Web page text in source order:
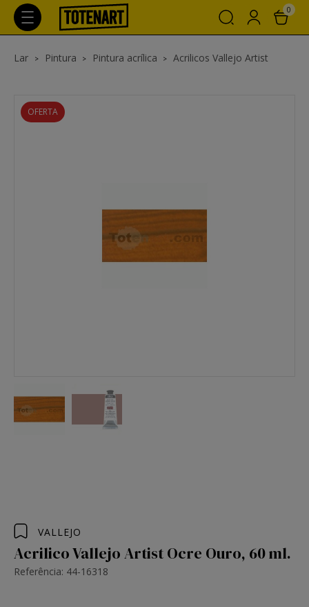
0
Lar Pintura Pintura acrílica Acrilicos Vallejo Artist
OFERTA
VALLEJO
Acrilico Vallejo Artist Ocre Ouro, 60 ml.
Referência: 44-16318